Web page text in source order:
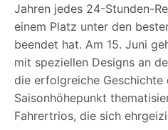
Jahren jedes 24-Stunden-
einem Platz unter den
beendet hat. Am 15. Juni
mit speziellen Designs an
die erfolgreiche Geschichte
Saisonhöhepunkt
Fahrertrios, die sich